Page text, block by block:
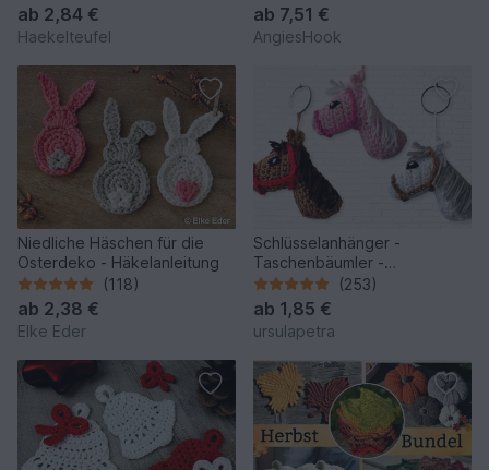
ab 2,84 €
Haekelteufel
ab 7,51 €
AngiesHook
Niedliche Häschen für die
Osterdeko - Häkelanleitung
(118)
ab 2,38 €
Elke Eder
Schlüsselanhänger -
Taschenbäumler -
Pferdekopf Häkelanleitung
(253)
ab 1,85 €
ursulapetra